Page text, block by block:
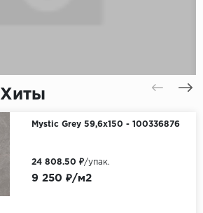
Хиты
Mystic Grey 59,6x150 - 100336876
9 250 ₽/м2
24 808.50 ₽/упак.